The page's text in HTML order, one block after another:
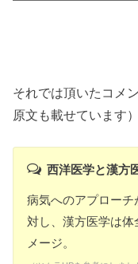
それでは頂いたコメ
原文も載せています）
西洋医学と漢方
病気へのアプロー
対し、漢方医学は
メージ。